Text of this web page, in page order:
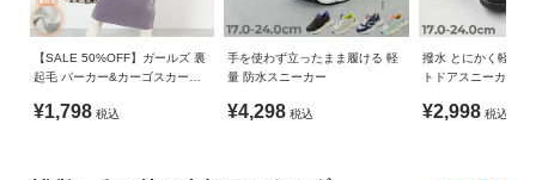
【SALE 50%OFF】ガールズ 裏
起毛 パーカー&カーゴスカート
¥1,798 税込
手を使わず立ったまま履ける 軽
量 防水スニーカー
¥4,298 税込
撥水 とにかく軽い
トドアスニーカー
¥2,998 税込